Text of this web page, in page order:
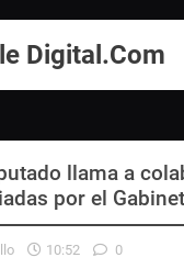
Digital.Com
llama a
por el
10:52 0